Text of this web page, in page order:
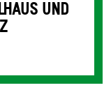
UND